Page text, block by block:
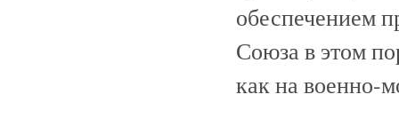
обеспечением
Союза в этом
как на военно-